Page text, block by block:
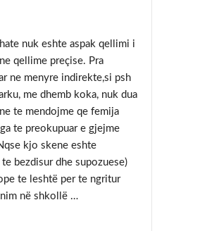
nuk eshte aspak qellimi i
qellime preçise. Pra
ne menyre indirekte,si psh
me dhemb koka, nuk dua
te mendojme qe femija
te preokupuar e gjejme
kjo skene eshte
bezdisur dhe supozuese)
te leshtë per te ngritur
në shkollë …